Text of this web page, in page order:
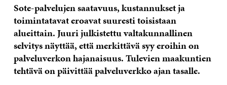
Sote-palvelujen saatavuus, kustannukset ja
toimintatavat eroavat suuresti toisistaan
alueittain. Juuri julkistettu valtakunnallinen
selvitys näyttää, että merkittävä syy eroihin on
palveluverkon hajanaisuus. Tulevien maakuntien
tehtävä on päivittää palveluverkko ajan tasalle.